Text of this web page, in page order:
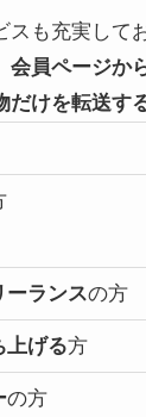
スも充実して
会員ページか
だけを転送す
ーランスの方
上げる方
の方